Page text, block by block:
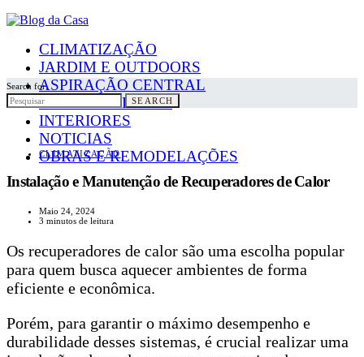
CLIMATIZAÇÃO
JARDIM E OUTDOORS
ASPIRAÇÃO CENTRAL
PAINÉIS SOLARES
INTERIORES
NOTICIAS
OBRAS E REMODELAÇÕES
Search for:
SEARCH
CLIMATIZAÇÃO
Instalação e Manutenção de Recuperadores de Calor
Maio 24, 2024
3 minutos de leitura
Os recuperadores de calor são uma escolha popular
para quem busca aquecer ambientes de forma
eficiente e econômica.
Porém, para garantir o máximo desempenho e
durabilidade desses sistemas, é crucial realizar uma